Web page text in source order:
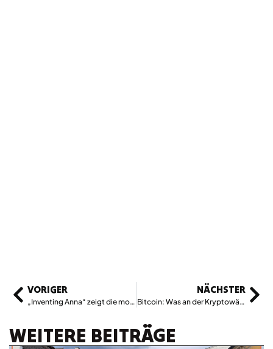
VORIGER
„Inventing Anna“ zeigt die moralische Leere des Kapitalismus
NÄCHSTER
Bitcoin: Was an der Kryptowährung neu ist
WEITERE BEITRÄGE